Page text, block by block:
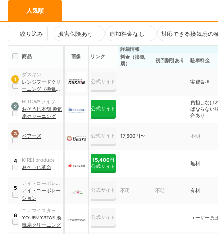
人気順
絞り込み 損害保険あり 追加料金なし 対応できる換気扇の
商品 画像 リンク
詳細情報
料金（換気
扇）
初回割引あり 駐車料金
1
ダスキン
レンジフードクリ
ーニング（換気扇
公式サイト 実費負担
2
HITOWAライフパ
ートナー
おそうじ本舗 換気
扇クリーニング
公式サイト
負担しなけ
ばならない
合あり
3 ベアーズ 公式サイト 17,600円〜 不明
4
KIREI produce
おそうじ革命
15,400円
公式サイト
無料
5
アイ・コーポレー
ション
アイ・コーポレー
ション
公式サイト 不明 不明 有料
6
ユアマイスター
YOURMYSTAR 換
気扇クリーニング
公式サイト ユーザー負